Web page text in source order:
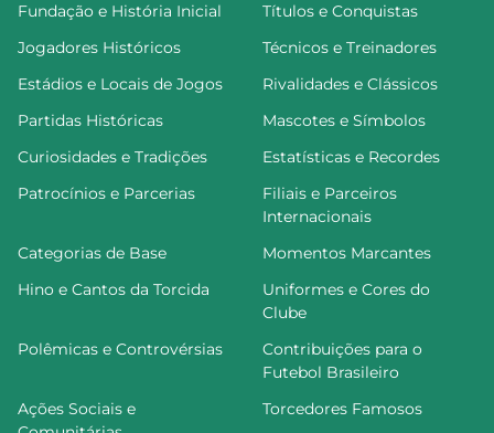
Fundação e História Inicial
Títulos e Conquistas
Jogadores Históricos
Técnicos e Treinadores
Estádios e Locais de Jogos
Rivalidades e Clássicos
Partidas Históricas
Mascotes e Símbolos
Curiosidades e Tradições
Estatísticas e Recordes
Patrocínios e Parcerias
Filiais e Parceiros
Internacionais
Categorias de Base
Momentos Marcantes
Hino e Cantos da Torcida
Uniformes e Cores do
Clube
Polêmicas e Controvérsias
Contribuições para o
Futebol Brasileiro
Ações Sociais e
Torcedores Famosos